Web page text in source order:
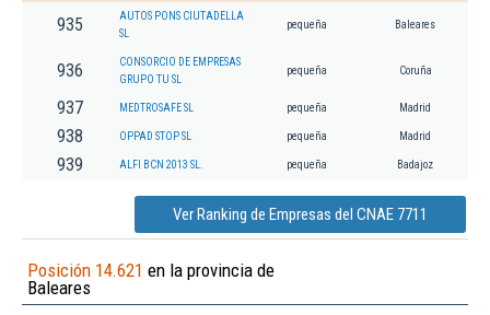
935
AUTOS PONS CIUTADELLA
SL
pequeña Baleares
936
CONSORCIO DE EMPRESAS
GRUPO TU SL
pequeña Coruña
937 MEDTROSAFE SL pequeña Madrid
938 OPPAD STOP SL pequeña Madrid
939 ALFI BCN 2013 SL. pequeña Badajoz
Ver Ranking de Empresas del CNAE 7711
Posición 14.621 en la provincia de
Baleares